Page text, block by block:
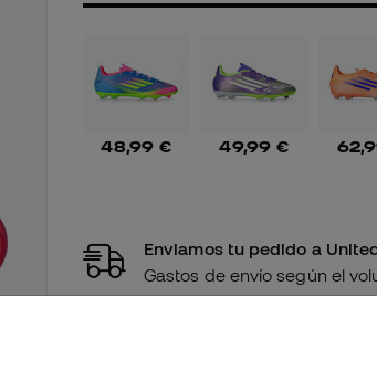
48,99 € 49,99 €
Enviamos tu pedido a
Gastos de envío según el
Comprueba si este